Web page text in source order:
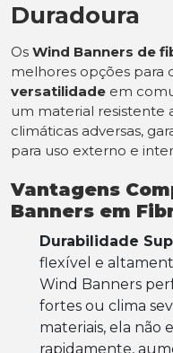
Duradoura
Os Wind Banners de
melhores opções para
versatilidade em
um material resistente
climáticas adversas,
para uso externo e
Vantagens
Banners em
Durabilidade
flexível e
Wind Banners
fortes ou clima
materiais, ela não
rapidamente,